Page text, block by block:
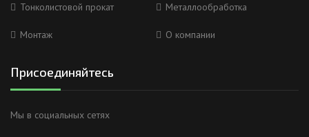
Тонколистовой прокат Металлообработка
Монтаж О компании
Присоединяйтесь
Мы в социальных сетях